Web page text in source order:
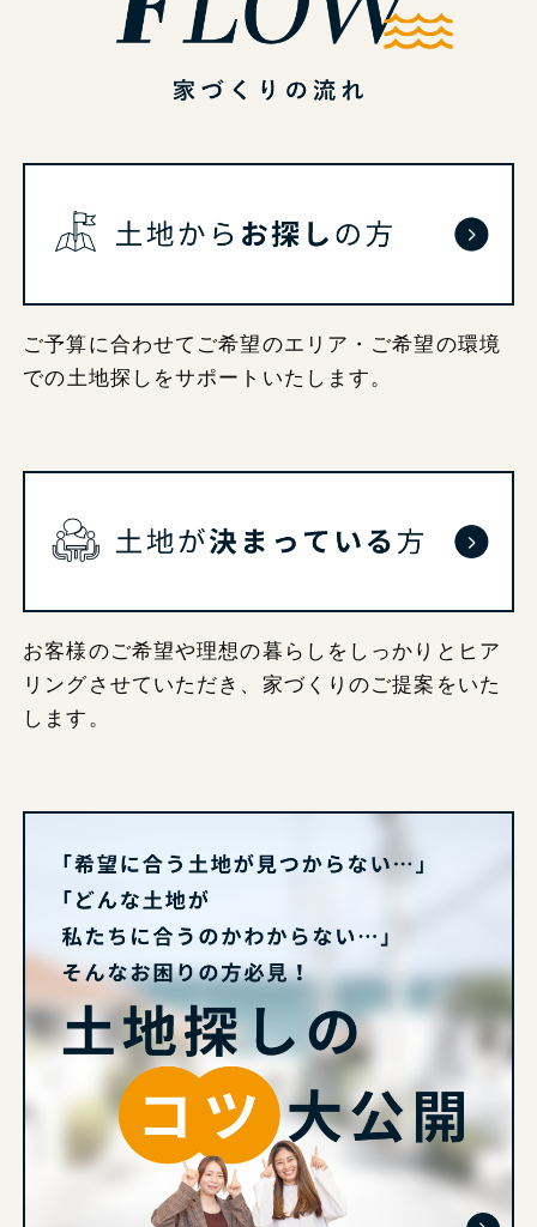
ご予算に合わせてご希望のエリア・ご希望の環境
での土地探しをサポートいたします。
お客様のご希望や理想の暮らしをしっかりと ヒア
リングさせていただき、家づくりのご提案をいた
します。